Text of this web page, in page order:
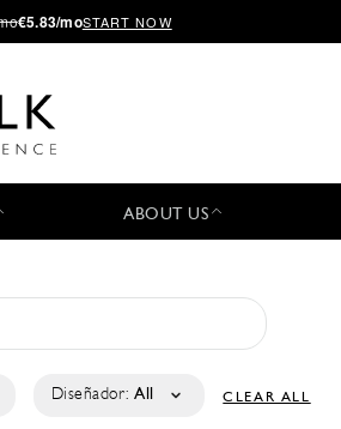
€5.83/moSTART NOW
ABOUT US
Diseñador: All CLEAR ALL